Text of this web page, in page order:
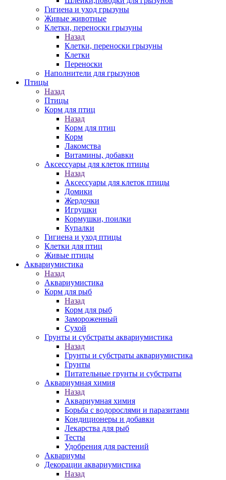
Гигиена и уход грызуны
Живые животные
Клетки, переноски грызуны
Назад
Клетки, переноски грызуны
Клетки
Переноски
Наполнители для грызунов
Птицы
Назад
Птицы
Корм для птиц
Назад
Корм для птиц
Корм
Лакомства
Витамины, добавки
Аксессуары для клеток птицы
Назад
Аксессуары для клеток птицы
Домики
Жердочки
Игрушки
Кормушки, поилки
Купалки
Гигиена и уход птицы
Клетки для птиц
Живые птицы
Аквариумистика
Назад
Аквариумистика
Корм для рыб
Назад
Корм для рыб
Замороженный
Сухой
Грунты и субстраты аквариумистика
Назад
Грунты и субстраты аквариумистика
Грунты
Питательные грунты и субстраты
Аквариумная химия
Назад
Аквариумная химия
Борьба с водорослями и паразитами
Кондиционеры и добавки
Лекарства для рыб
Тесты
Удобрения для растений
Аквариумы
Декорации аквариумистика
Назад